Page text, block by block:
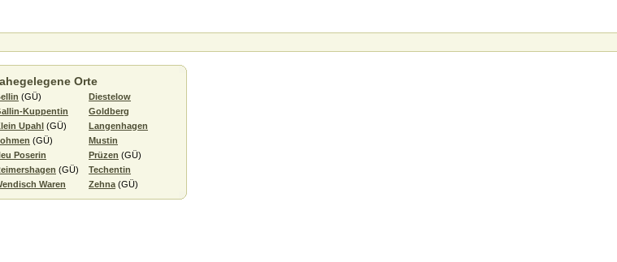
Orte
(GÜ)
Diestelow
Kuppentin
Goldberg
Upahl (GÜ)
Langenhagen
(GÜ)
Mustin
Poserin
Prüzen (GÜ)
(GÜ)
Techentin
Waren
Zehna (GÜ)